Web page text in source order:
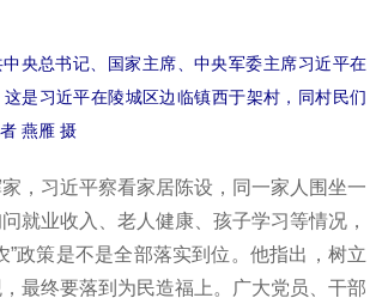
央总书记、国家主席、中央军委主席习近平在
是习近平在陵城区边临镇西于架村，同村民们
燕雁 摄
习近平察看家居陈设，同一家人围坐一
就业收入、老人健康、孩子学习等情况，
”政策是不是全部落实到位。他指出，树立
最终要落到为民造福上。广大党员、干部